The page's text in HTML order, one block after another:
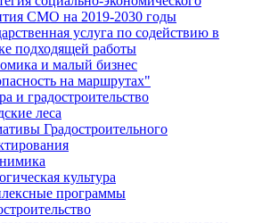
СМО на 2019-2030 годы
услуга по содействию в
подходящей работы
и малый бизнес
на маршрутах"
и градостроительство
леса
Градостроительного
культура
программы